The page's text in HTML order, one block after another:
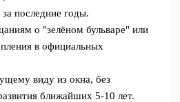
последние годы.
о "зелёном бульваре" или
в официальных
виду из окна, без
ближайших 5-10 лет.